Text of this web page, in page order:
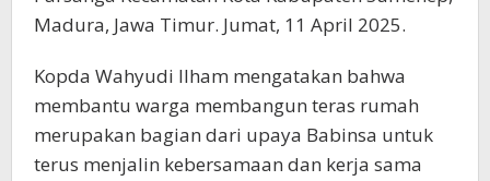
Madura, Jawa Timur. Jumat, 11 April 2025.
Kopda Wahyudi Ilham mengatakan bahwa
membantu warga membangun teras rumah
merupakan bagian dari upaya Babinsa untuk
terus menjalin kebersamaan dan kerja sama